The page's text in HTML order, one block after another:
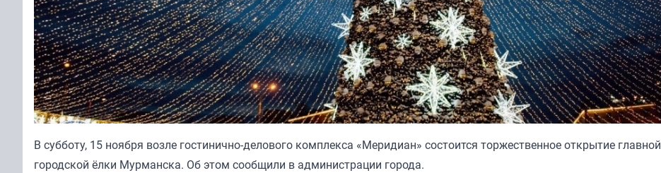
В субботу, 15 ноября возле гостинично-делового комплекса «Меридиан» состоится торжественное открытие главной
городской ёлки Мурманска. Об этом сообщили в администрации города.